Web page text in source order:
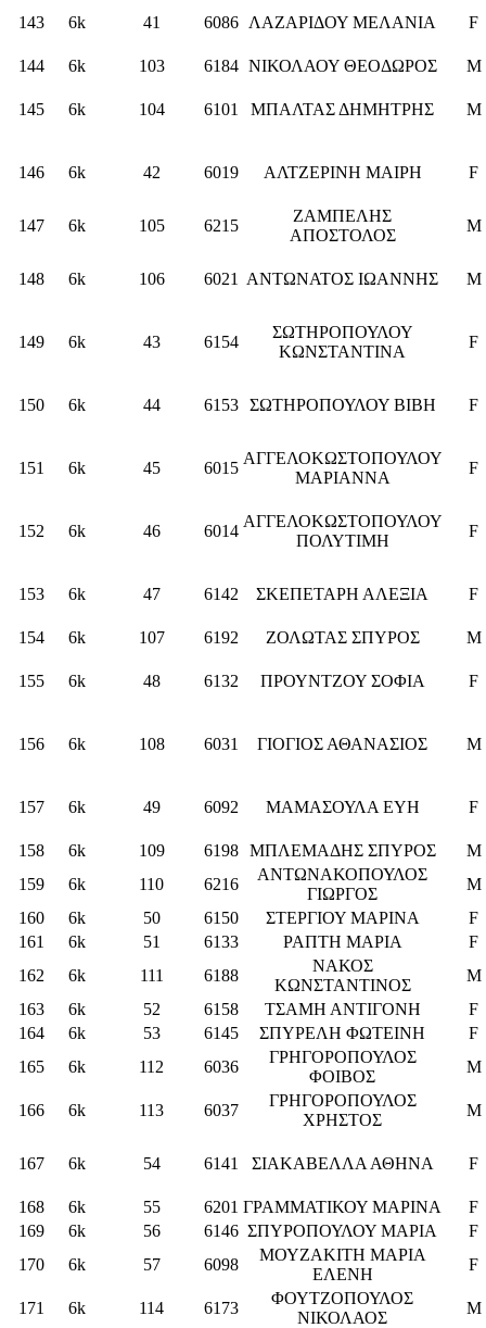
143 6k 41 6086 ΛΑΖΑΡΙΔΟΥ ΜΕΛΑΝΙΑ F
144 6k 103 6184 ΝΙΚΟΛΑΟΥ ΘΕΟΔΩΡΟΣ M
145 6k 104 6101 ΜΠΑΛΤΑΣ ΔΗΜΗΤΡΗΣ M
146 6k 42 6019 ΑΛΤΖΕΡΙΝΗ ΜΑΙΡΗ F
147 6k 105 6215
ΖΑΜΠΕΛΗΣ
ΑΠΟΣΤΟΛΟΣ
M
148 6k 106 6021 ΑΝΤΩΝΑΤΟΣ ΙΩΑΝΝΗΣ M
149 6k 43 6154
ΣΩΤΗΡΟΠΟΥΛΟΥ
ΚΩΝΣΤΑΝΤΙΝΑ
F
150 6k 44 6153 ΣΩΤΗΡΟΠΟΥΛΟΥ ΒΙΒΗ F
151 6k 45 6015
ΑΓΓΕΛΟΚΩΣΤΟΠΟΥΛΟΥ
ΜΑΡΙΑΝΝΑ
F
152 6k 46 6014
ΑΓΓΕΛΟΚΩΣΤΟΠΟΥΛΟΥ
ΠΟΛΥΤΙΜΗ
F
153 6k 47 6142 ΣΚΕΠΕΤΑΡΗ ΑΛΕΞΙΑ F
154 6k 107 6192 ΖΟΛΩΤΑΣ ΣΠΥΡΟΣ M
155 6k 48 6132 ΠΡΟΥΝΤΖΟΥ ΣΟΦΙΑ F
156 6k 108 6031 ΓΙΟΓΙΟΣ ΑΘΑΝΑΣΙΟΣ M
157 6k 49 6092 ΜΑΜΑΣΟΥΛΑ ΕΥΗ F
158 6k 109 6198 ΜΠΛΕΜΑΔΗΣ ΣΠΥΡΟΣ
M
159
6k 110 6216
ΑΝΤΩΝΑΚΟΠΟΥΛΟΣ
ΓΙΩΡΓΟΣ
M
160
6k 50 6150 ΣΤΕΡΓΙΟΥ ΜΑΡΙΝΑ
F
161
6k 51 6133 ΡΑΠΤΗ ΜΑΡΙΑ
F
162
6k 111 6188
ΝΑΚΟΣ
ΚΩΝΣΤΑΝΤΙΝΟΣ
M
163
6k 52 6158 ΤΣΑΜΗ ΑΝΤΙΓΟΝΗ
F
164
6k 53 6145 ΣΠΥΡΕΛΗ ΦΩΤΕΙΝΗ
F
165
6k 112 6036
ΓΡΗΓΟΡΟΠΟΥΛΟΣ
ΦΟΙΒΟΣ
M
166 6k 113 6037
ΓΡΗΓΟΡΟΠΟΥΛΟΣ
ΧΡΗΣΤΟΣ
M
167 6k 54 6141 ΣΙΑΚΑΒΕΛΛΑ ΑΘΗΝΑ F
168 6k 55 6201 ΓΡΑΜΜΑΤΙΚΟΥ ΜΑΡΙΝΑ
F
169
6k 56 6146 ΣΠΥΡΟΠΟΥΛΟΥ ΜΑΡΙΑ
F
170
6k 57 6098
ΜΟΥΖΑΚΙΤΗ ΜΑΡΙΑ
ΕΛΕΝΗ
F
171 6k 114 6173
ΦΟΥΤΖΟΠΟΥΛΟΣ
ΝΙΚΟΛΑΟΣ
M